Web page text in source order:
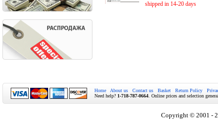
shipped in 14-20 days
Home About us Contact us Basket Return Policy
Need help? 1-718-787-0664 . Online prices and selection
Copyright © 2001 -